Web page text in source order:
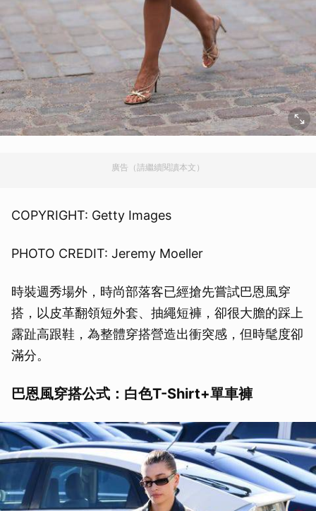
廣告（請繼續閱讀本文）
COPYRIGHT: Getty Images
PHOTO CREDIT: Jeremy Moeller
時裝週秀場外，時尚部落客已經搶先嘗試巴恩風穿
搭，以皮革翻領短外套、抽繩短褲，卻很大膽的踩上
露趾高跟鞋，為整體穿搭營造出衝突感，但時髦度卻
滿分。
巴恩風穿搭公式：白色T-Shirt+單車褲